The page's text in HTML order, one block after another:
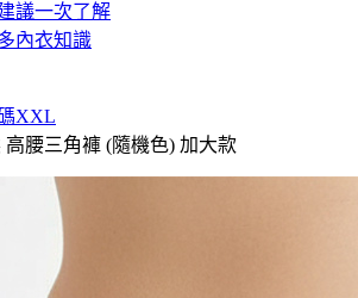
議一次了解
內衣知識
XXL
高腰三角褲 (隨機色) 加大款